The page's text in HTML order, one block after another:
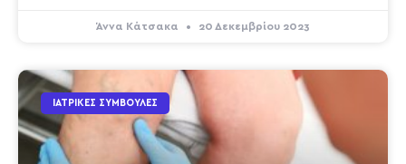
Άννα Κάτσακα 20 Δεκεμβρίου 2023
ΙΑΤΡΙΚΈΣ ΣΥΜΒΟΥΛΈΣ